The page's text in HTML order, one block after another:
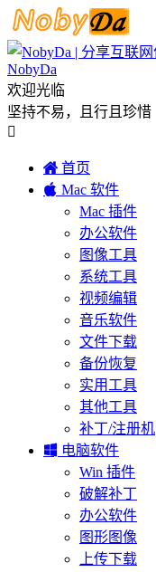
NobyDa
欢迎光临
坚持不易，且行且珍惜

 首页
 Mac 软件
Mac 插件
办公软件
图像工具
系统工具
视频编辑
音乐软件
文件下载
备份恢复
实用工具
其他工具
补丁/注册机
 电脑软件
Win 插件
破解补丁
办公软件
图形图像
上传下载